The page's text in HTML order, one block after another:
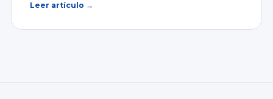
Leer artículo →